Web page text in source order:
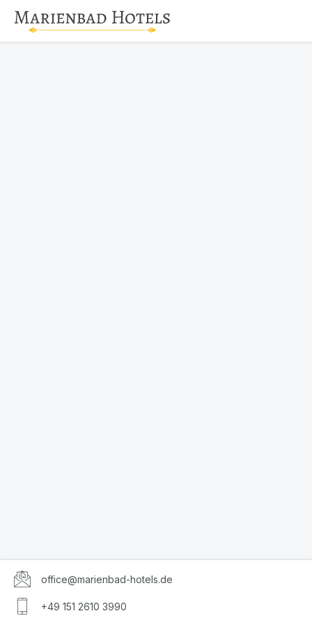
office@marienbad-hotels.de
+49 151 2610 3990